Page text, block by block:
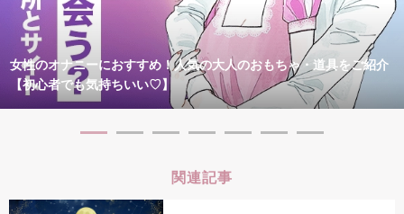
女性のオナニーにおすすめ！人気の大人のおもちゃ・道具をご紹介
【初心者でも気持ちいい♡】
関連記事